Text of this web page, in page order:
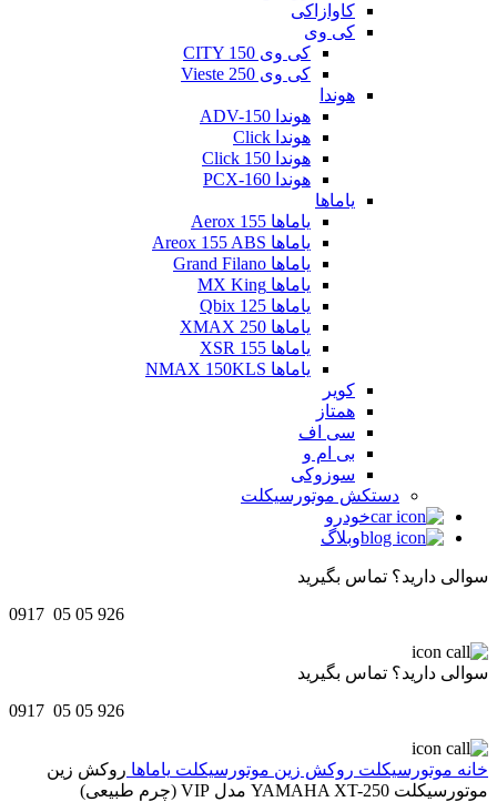
کاوازاکی
کی وی
کی وی CITY 150
کی وی Vieste 250
هوندا
هوندا ADV-150
هوندا Click
هوندا Click 150
هوندا PCX-160
یاماها
یاماها Aerox 155
یاماها Areox 155 ABS
یاماها Grand Filano
یاماها MX King
یاماها Qbix 125
یاماها XMAX 250
یاماها XSR 155
یاماها NMAX 150KLS
کویر
همتاز
سی اف
بی ام و
سوزوکی
دستکش موتورسیکلت
خودرو
وبلاگ
سوالی دارید؟ تماس بگیرید
0917 05 05 926
سوالی دارید؟ تماس بگیرید
0917 05 05 926
خانه موتورسیکلت روکش زین موتورسیکلت یاماها روکش زین
موتورسیکلت YAMAHA XT-250 مدل VIP (چرم طبیعی)